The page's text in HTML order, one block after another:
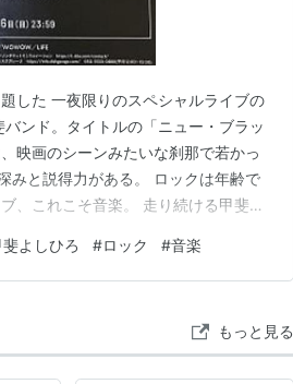
した 一夜限りのスペシャルライブの
ンド。タイトルの「ニュー・ブラッ
映画のシーンみたいな刹那で若かっ
みと説得力がある。 ロックは年齢で
、これこそ音楽。 走り続ける甲斐バ
斐よしひろ #ロック #音楽
もっと見る